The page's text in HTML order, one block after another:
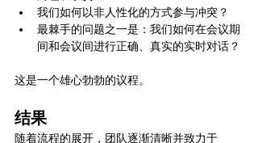
我们如何以非人性化的方式参与冲突？
最棘手的问题之一是：我们如何在会议期
间和会议间进行正确、真实的实时对话？
这是一个雄心勃勃的议程。
结果
随着流程的展开，团队逐渐清晰并致力于